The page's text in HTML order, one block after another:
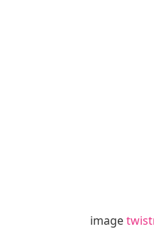
image